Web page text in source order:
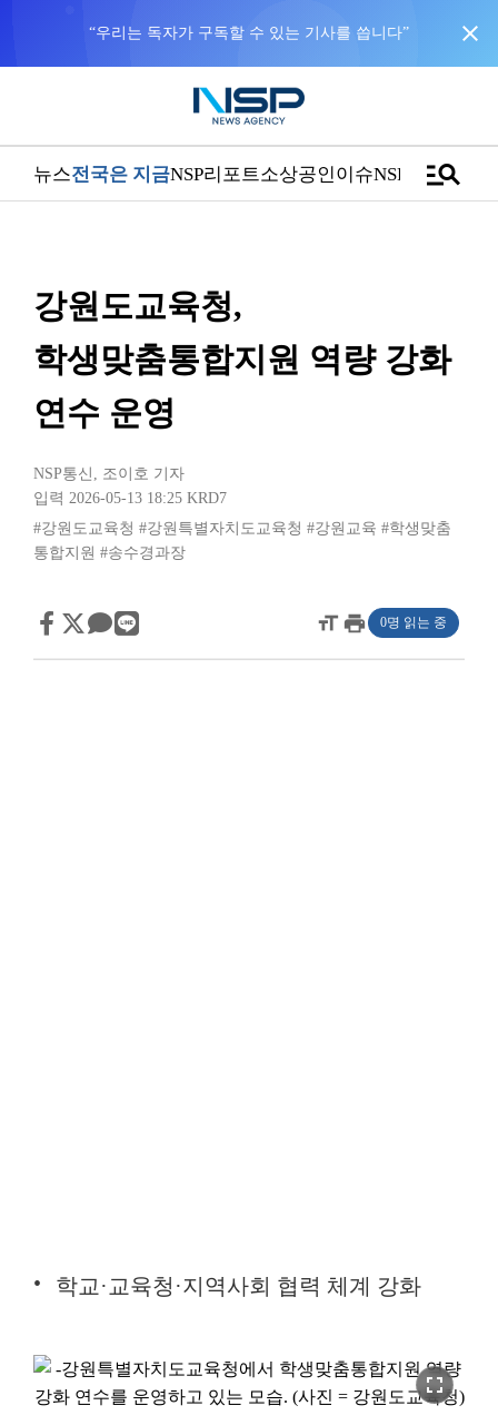
close
뉴스전국은 지금NSP리포트소상공인이슈NSPTVmanage_search
강원도교육청,
학생맞춤통합지원 역량 강화
연수 운영
NSP통신 , 조이호 기자
입력 2026-05-13 18:25 KRD7
#강원도교육청 #강원특별자치도교육청 #강원교육 #학생맞춤
통합지원 #송수경과장
format_sizeprint 0명 읽는 중
학교·교육청·지역사회 협력 체계 강화
fullscreen